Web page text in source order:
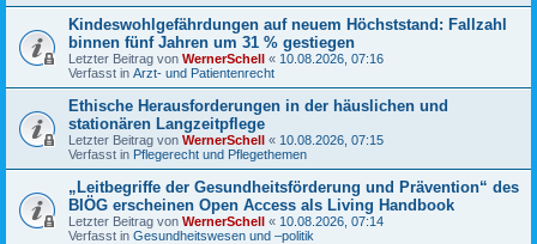
Kindeswohlgefährdungen auf neuem Höchststand: Fallzahl
binnen fünf Jahren um 31 % gestiegen
Letzter Beitrag von WernerSchell « 10.08.2026, 07:16
Verfasst in Arzt- und Patientenrecht
Ethische Herausforderungen in der häuslichen und
stationären Langzeitpflege
Letzter Beitrag von WernerSchell « 10.08.2026, 07:15
Verfasst in Pflegerecht und Pflegethemen
„Leitbegriffe der Gesundheitsförderung und Prävention“ des
BIÖG erscheinen Open Access als Living Handbook
Letzter Beitrag von WernerSchell « 10.08.2026, 07:14
Verfasst in Gesundheitswesen und –politik